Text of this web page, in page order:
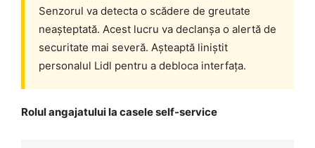
Senzorul va detecta o scădere de greutate
neașteptată. Acest lucru va declanșa o alertă de
securitate mai severă. Așteaptă liniștit
personalul Lidl pentru a debloca interfața.
Rolul angajatului la casele self-service